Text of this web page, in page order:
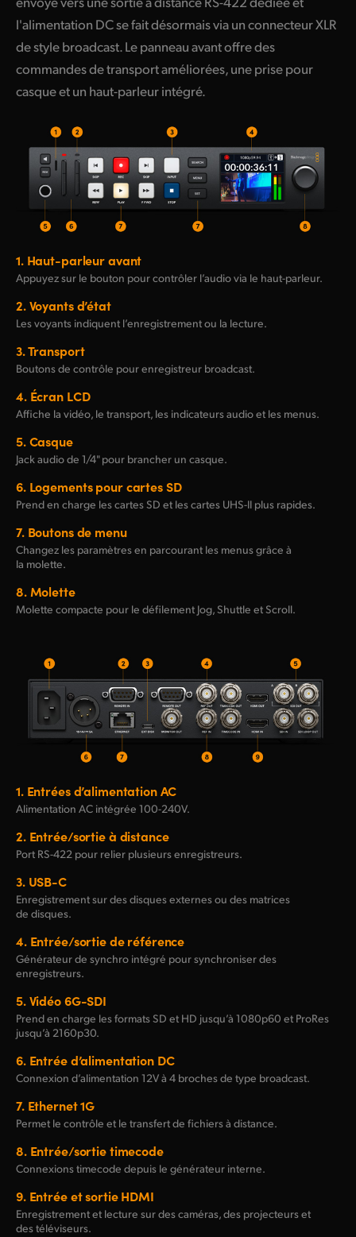
l'alimentation DC se fait désormais via un connecteur XLR
de style broadcast. Le panneau avant offre des
commandes de transport améliorées, une prise pour
casque et un haut-parleur intégré.
1.Haut-parleur avant
Appuyez sur le bouton pour contrôler l’audio via le haut-parleur.
2.Voyants d’état
Les voyants indiquent l’enregistrement ou la lecture.
3.Transport
Boutons de contrôle pour enregistreur broadcast.
4.Écran LCD
Affiche la vidéo, le transport, les indicateurs audio et les menus.
5.Casque
Jack audio de 1/4" pour brancher un casque.
6.Logements pour cartes SD
Prend en charge les cartes SD et les cartes UHS-II plus rapides.
7.Boutons de menu
Changez les paramètres en parcourant les menus grâce à
la molette.
8.Molette
Molette compacte pour le défilement Jog, Shuttle et Scroll.
1.Entrées d’alimentation AC
Alimentation AC intégrée 100-240V.
2.Entrée/sortie à distance
Port RS-422 pour relier plusieurs enregistreurs.
3.USB-C
Enregistrement sur des disques externes ou des matrices
de disques.
4.Entrée/sortie de référence
Générateur de synchro intégré pour synchroniser des
enregistreurs.
5.Vidéo 6G-SDI
Prend en charge les formats SD et HD jusqu’à 1080p60 et ProRes
jusqu’à 2160p30.
6.Entrée d’alimentation DC
Connexion d’alimentation 12V à 4 broches de type broadcast.
7.Ethernet 1G
Permet le contrôle et le transfert de fichiers à distance.
8.Entrée/sortie timecode
Connexions timecode depuis le générateur interne.
9.Entrée et sortie HDMI
Enregistrement et lecture sur des caméras, des projecteurs et
des téléviseurs.